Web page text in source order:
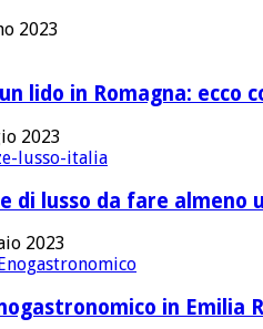
2023
lido in Romagna: ecco
2023
di lusso da fare
2023
in Emilia